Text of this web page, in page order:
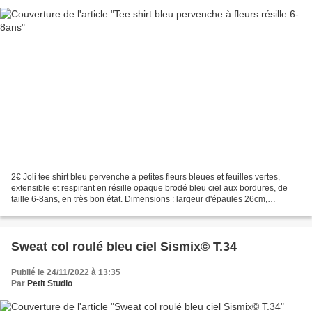
2€ Joli tee shirt bleu pervenche à petites fleurs bleues et feuilles vertes,
extensible et respirant en résille opaque brodé bleu ciel aux bordures, de
taille 6-8ans, en très bon état. Dimensions : largeur d'épaules 26cm,
Sweat col roulé bleu ciel Sismix© T.34
Publié le 24/11/2022 à 13:35
Par Petit Studio